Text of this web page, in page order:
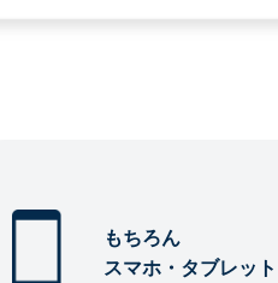
もちろん
スマホ・タブレッ